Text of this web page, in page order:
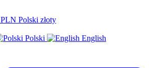
PLN Polski złoty
Polski English